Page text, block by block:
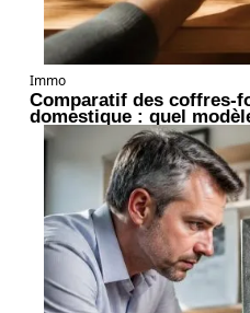
Immo
Comparatif des coffres-
domestique : quel